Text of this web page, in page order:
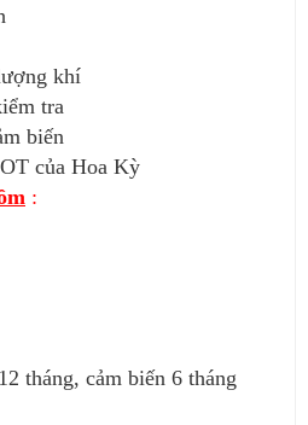
khí
tra
biến
của Hoa Kỳ
:
tháng, cảm biến 6 tháng